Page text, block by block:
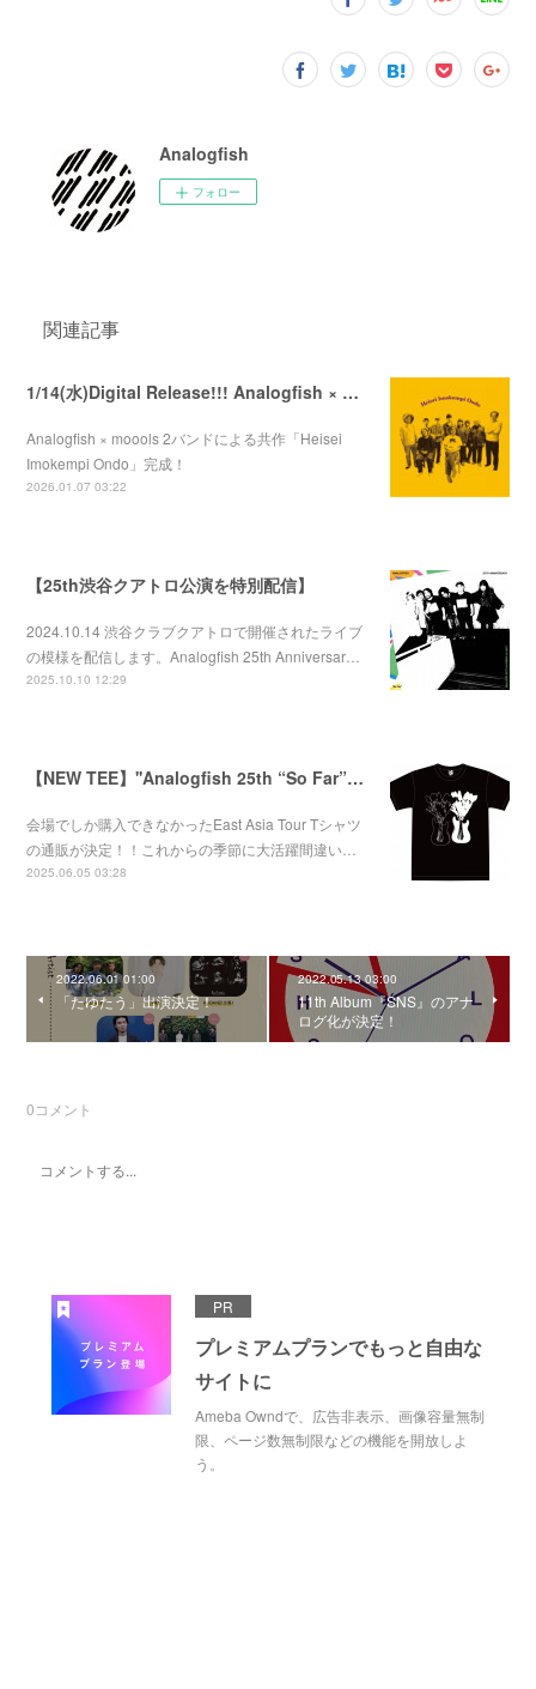
Analogfish
フォロー
関連記事
1/14(水)Digital Release!!! Analogfish × moools 「Heisei Imokempi Ondo」
Analogfish × moools 2バンドによる共作「Heisei
Imokempi Ondo」完成！
2026.01.07 03:22
【25th渋谷クアトロ公演を特別配信】
2024.10.14 渋谷クラブクアトロで開催されたライブ
の模様を配信します。Analogfish 25th Anniversar…
2025.10.10 12:29
【NEW TEE】''Analogfish 25th “So Far”East Asia Tour'' Tee
会場でしか購入できなかったEast Asia Tour Tシャツ
の通販が決定！！これからの季節に大活躍間違い…
2025.06.05 03:28
2022.06.01 01:00
「たゆたう」出演決定！
2022.05.13 03:00
11th Album『SNS』のアナ
ログ化が決定！
0コメント
PR
プレミアムプランでもっと自由な
サイトに
Ameba Owndで、広告非表示、画像容量無制
限、ページ数無制限などの機能を開放しよ
う。